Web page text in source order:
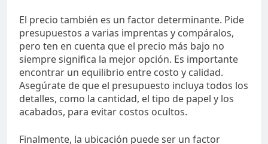
El precio también es un factor determinante. Pide
presupuestos a varias imprentas y compáralos,
pero ten en cuenta que el precio más bajo no
siempre significa la mejor opción. Es importante
encontrar un equilibrio entre costo y calidad.
Asegúrate de que el presupuesto incluya todos los
detalles, como la cantidad, el tipo de papel y los
acabados, para evitar costos ocultos.
Finalmente, la ubicación puede ser un factor